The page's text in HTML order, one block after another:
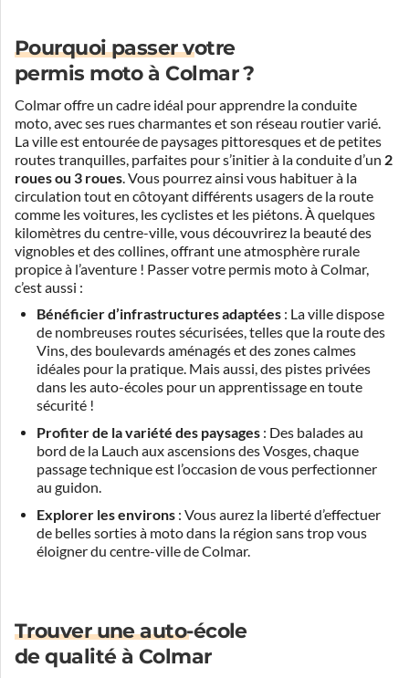
Pourquoi passer votre
permis moto à Colmar ?
Colmar offre un cadre idéal pour apprendre la conduite
moto, avec ses rues charmantes et son réseau routier varié.
La ville est entourée de paysages pittoresques et de petites
routes tranquilles, parfaites pour s’initier à la conduite d’un 2
roues ou 3 roues. Vous pourrez ainsi vous habituer à la
circulation tout en côtoyant différents usagers de la route
comme les voitures, les cyclistes et les piétons. À quelques
kilomètres du centre-ville, vous découvrirez la beauté des
vignobles et des collines, offrant une atmosphère rurale
propice à l’aventure ! Passer votre permis moto à Colmar,
c’est aussi :
Bénéficier d’infrastructures adaptées : La ville dispose
de nombreuses routes sécurisées, telles que la route des
Vins, des boulevards aménagés et des zones calmes
idéales pour la pratique. Mais aussi, des pistes privées
dans les auto-écoles pour un apprentissage en toute
sécurité !
Profiter de la variété des paysages : Des balades au
bord de la Lauch aux ascensions des Vosges, chaque
passage technique est l’occasion de vous perfectionner
au guidon.
Explorer les environs : Vous aurez la liberté d’effectuer
de belles sorties à moto dans la région sans trop vous
éloigner du centre-ville de Colmar.
Trouver une auto-école
de qualité à Colmar